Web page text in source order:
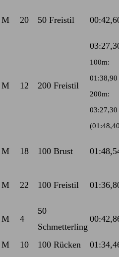
M 20 50 Freistil
M 12 200 Freistil
100m:
01:38,90
200m:
03:27,30
M 18 100 Brust
M 22 100 Freistil
M 4
50
Schmetterling
M 10 100 Rücken